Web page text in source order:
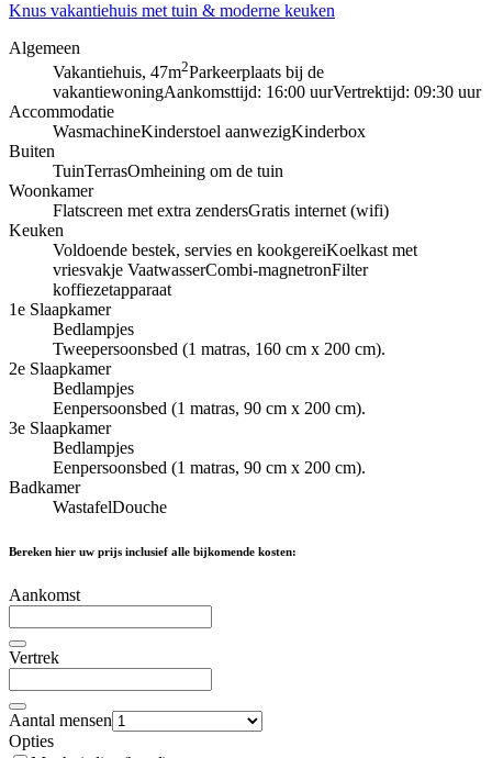
Knus vakantiehuis met tuin & moderne keuken
Algemeen
Vakantiehuis, 47m2Parkeerplaats bij de
vakantiewoningAankomsttijd: 16:00 uurVertrektijd: 09:30 uur
Accommodatie
WasmachineKinderstoel aanwezigKinderbox
Buiten
TuinTerrasOmheining om de tuin
Woonkamer
Flatscreen met extra zendersGratis internet (wifi)
Keuken
Voldoende bestek, servies en kookgereiKoelkast met
vriesvakje VaatwasserCombi-magnetronFilter
koffiezetapparaat
1e Slaapkamer
Bedlampjes
Tweepersoonsbed (1 matras, 160 cm x 200 cm).
2e Slaapkamer
Bedlampjes
Eenpersoonsbed (1 matras, 90 cm x 200 cm).
3e Slaapkamer
Bedlampjes
Eenpersoonsbed (1 matras, 90 cm x 200 cm).
Badkamer
WastafelDouche
Bereken hier uw prijs inclusief alle bijkomende kosten:
Aankomst
Vertrek
Aantal mensen
Opties